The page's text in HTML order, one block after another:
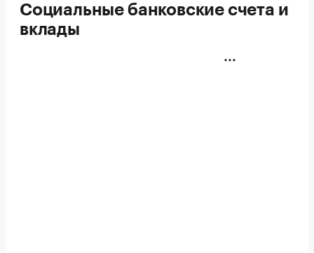
Социальные банковские счета и
вклады